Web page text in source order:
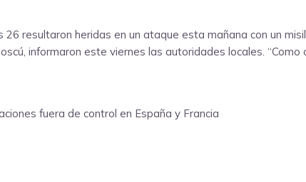
resultaron heridas en un ataque esta mañana con un
informaron este viernes las autoridades locales.